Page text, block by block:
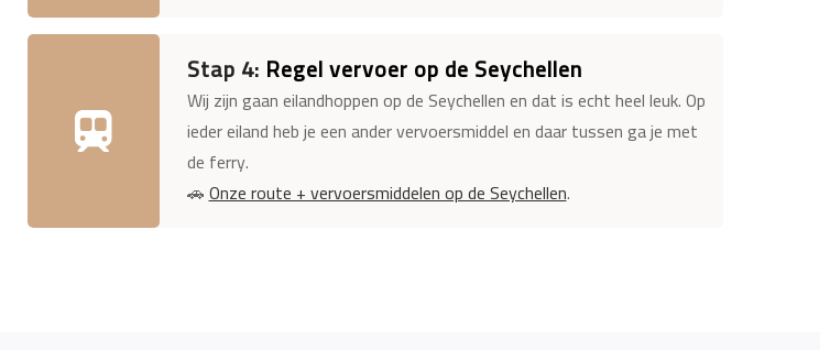
Stap 4: Regel vervoer op de Seychellen
Wij zijn gaan eilandhoppen op de Seychellen en dat is echt heel leuk. Op
ieder eiland heb je een ander vervoersmiddel en daar tussen ga je met
de ferry.
🚗Onze route + vervoersmiddelen op de Seychellen.